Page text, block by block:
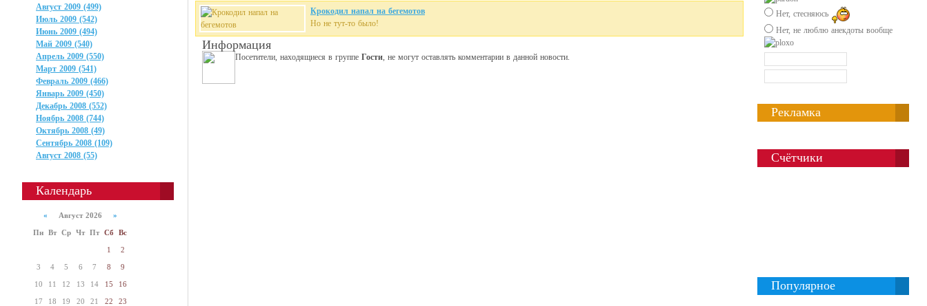
Август 2009 (499)
Июль 2009 (542)
Июнь 2009 (494)
Май 2009 (540)
Апрель 2009 (550)
Март 2009 (541)
Февраль 2009 (466)
Январь 2009 (450)
Декабрь 2008 (552)
Ноябрь 2008 (744)
Октябрь 2008 (49)
Сентябрь 2008 (109)
Август 2008 (55)
Календарь
« Август 2026 »
Пн Вт Ср Чт Пт Сб Вс
1 2
3 4 5 6 7 8 9
10 11 12 13 14 15 16
17 18 19 20 21 22 23
Крокодил напал на бегемотов
Но не тут-то было!
Информация
Посетители, находящиеся в группе Гости, не могут оставлять комментарии в данной новости.
Нет, стесняюсь
Нет, не люблю анекдоты вообще
Рекламка
Счётчики
Популярное